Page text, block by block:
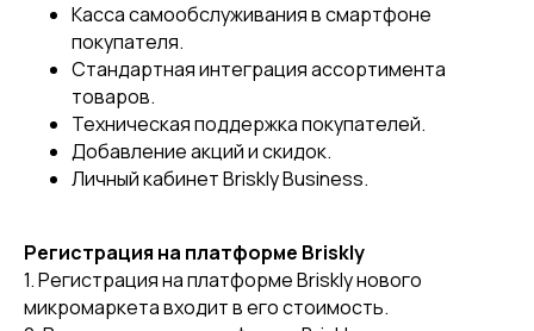
Касса самообслуживания в смартфоне
покупателя.
Стандартная интеграция ассортимента
товаров.
Техническая поддержка покупателей.
Добавление акций и скидок.
Личный кабинет Briskly Business.
Регистрация на платформе Briskly
1. Регистрация на платформе Briskly нового
микромаркета входит в его стоимость.